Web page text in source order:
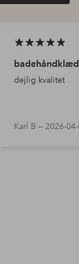
dejlig kvalitet
Karl B — 2026-